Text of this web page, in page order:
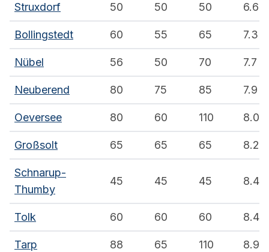
Struxdorf 50 50 50 6.6
Bollingstedt 60 55 65 7.3
Nübel 56 50 70 7.7
Neuberend 80 75 85 7.9
Oeversee 80 60 110 8.0
Großsolt 65 65 65 8.2
Schnarup-
Thumby
45 45 45 8.4
Tolk 60 60 60 8.4
Tarp 88 65 110 8.9